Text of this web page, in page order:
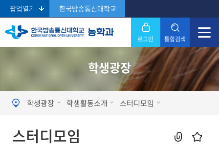
팝업열기 한국방송통신대학교
로그인 통합검색
Search 닫기
학생광장
학생광장 학생활동소개 스터디모임
스터디모임